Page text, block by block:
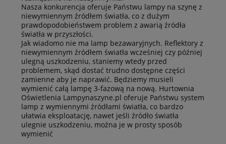
Nasza konkurencja oferuje Państwu lampy na szynę z
niewymiennym źródłem światła, co z dużym
prawdopodobieństwem problem z awarią źródła
światła w przyszłości.
Jak wiadomo nie ma lamp bezawaryjnych. Reflektory z
niewymiennym źródłem światła wcześniej czy później
ulegną uszkodzeniu, staniemy wtedy przed
problemem, skąd dostać trudno dostępne części
zamienne aby je naprawić. Będziemy musieli
wymienić całą lampę 3-fazową na nową. Hurtownia
Oświetlenia Lampynaszyne.pl oferuje Państwu system
lamp z wymiennymi źródłami światła, co bardzo
ułatwia eksploatację, nawet jeśli źródło światła
ulegnie uszkodzeniu, można je w prosty sposób
wymienić